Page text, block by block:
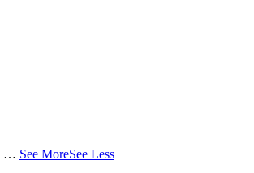
… See MoreSee Less